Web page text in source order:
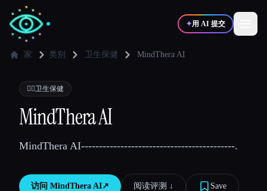
✦用 AI 提交
✍️写作者
💻
家 类别 卫生保健 MindThera AI
👩‍⚕️卫生保健
MindThera AI
MindThera AI-------------------------------------------.
访问 MindThera AI↗︎ 阅读评测 ↓︎ Save